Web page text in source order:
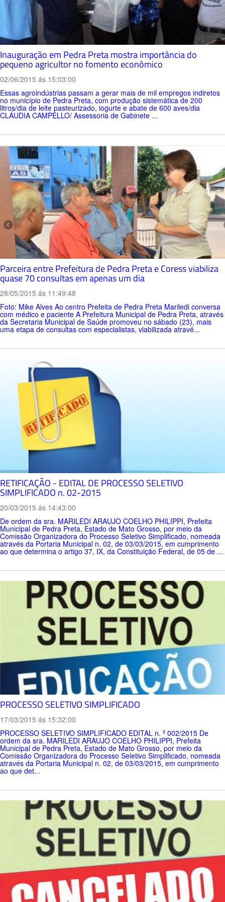
Inauguração em Pedra Preta mostra importância do
pequeno agricultor no fomento econômico
02/06/2015 ás 15:03:00
Essas agroindústrias passam a gerar mais de mil empregos indiretos
no município de Pedra Preta, com produção sistemática de 200
litros/dia de leite pasteurizado, iogurte e abate de 600 aves/dia
CLÁUDIA CAMPELLO/ Assessoria de Gabinete ...
Parceira entre Prefeitura de Pedra Preta e Coress viabiliza
quase 70 consultas em apenas um dia
28/05/2015 ás 11:49:48
Foto: Mike Alves Ao centro Prefeita de Pedra Preta Mariledi conversa
com médico e paciente A Prefeitura Municipal de Pedra Preta, através
da Secretaria Municipal de Saúde promoveu no sábado (23), mais
uma etapa de consultas com especialistas, viabilizada atravé...
RETIFICAÇÃO - EDITAL DE PROCESSO SELETIVO
SIMPLIFICADO n. 02-2015
20/03/2015 ás 14:43:00
De ordem da sra. MARILEDI ARAUJO COELHO PHILIPPI, Prefeita
Municipal de Pedra Preta, Estado de Mato Grosso, por meio da
Comissão Organizadora do Processo Seletivo Simplificado, nomeada
através da Portaria Municipal n. 02, de 03/03/2015, em cumprimento
ao que determina o artigo 37, IX, da Constituição Federal, de 05 de ...
PROCESSO SELETIVO SIMPLIFICADO
17/03/2015 ás 15:32:00
PROCESSO SELETIVO SIMPLIFICADO EDITAL n. º 002/2015 De
ordem da sra. MARILEDI ARAUJO COELHO PHILIPPI, Prefeita
Municipal de Pedra Preta, Estado de Mato Grosso, por meio da
Comissão Organizadora do Processo Seletivo Simplificado, nomeada
através da Portaria Municipal n. 02, de 03/03/2015, em cumprimento
ao que det...